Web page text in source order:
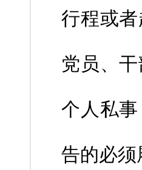
行程或
党员、
个人私
告的必